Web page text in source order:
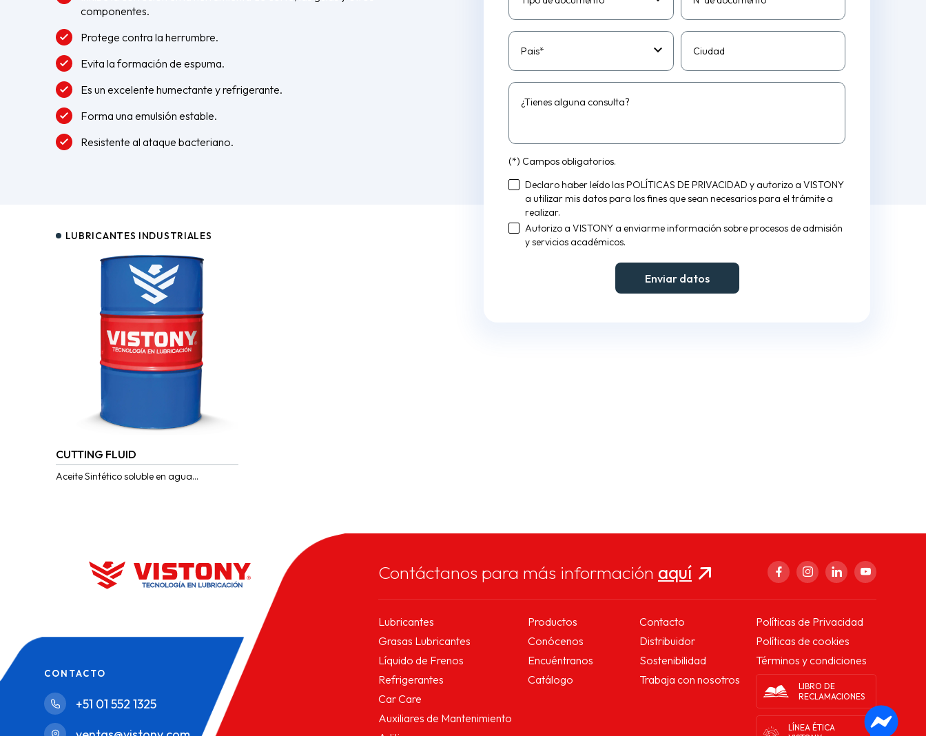
componentes.
Protege contra la herrumbre.
Evita la formación de espuma.
Es un excelente humectante y refrigerante.
Forma una emulsión estable.
Resistente al ataque bacteriano.
LUBRICANTES INDUSTRIALES
CUTTING FLUID
Aceite Sintético soluble en agua
Pais* Ciudad
¿Tienes alguna consulta?
(*) Campos obligatorios.
Declaro haber leído lasPOLÍTICAS DE PRIVACIDAD y autorizo a VISTONY
a utilizar mis datos para los fines que sean necesarios para el trámite a
realizar.
Autorizo a VISTONY a enviarme información sobre procesos de admisión
y servicios académicos.
CONTACTO
+51 01 552 1325
Contáctanos para más información aquí
Lubricantes
Grasas Lubricantes
Líquido de Frenos
Refrigerantes
Car Care
Auxiliares de Mantenimiento
Productos
Conócenos
Encuéntranos
Catálogo
Contacto
Distribuidor
Sostenibilidad
Trabaja con nosotros
Políticas de Privacidad
Políticas de cookies
Términos y condiciones
LIBRO DE
RECLAMACIONES
LÍNEA ÉTICA